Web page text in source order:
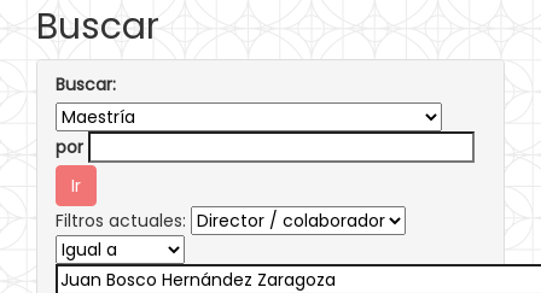
Buscar
Buscar:
por
Filtros actuales: